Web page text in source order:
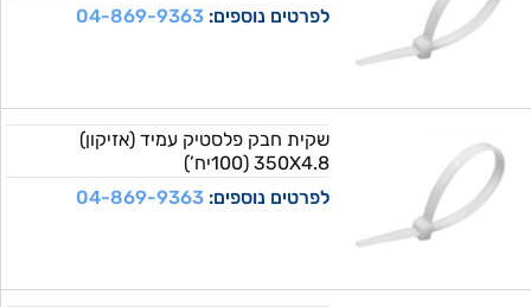
לפרטים נוספים:04-869-9363
שקית חבק פלסטיק עמיד (אזיקון)
350X4.8 (100יח’)
לפרטים נוספים:04-869-9363